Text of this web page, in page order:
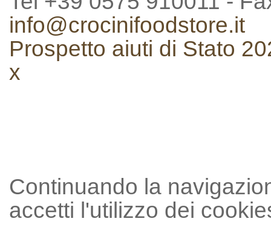
info@crocinifoodstore.it
Prospetto aiuti di Stato
x
Continuando la
accetti l'utilizzo dei